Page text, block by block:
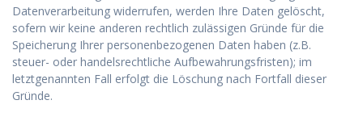
Datenverarbeitung widerrufen, werden Ihre Daten gelöscht,
sofern wir keine anderen rechtlich zulässigen Gründe für die
Speicherung Ihrer personenbezogenen Daten haben (z.B.
steuer- oder handelsrechtliche Aufbewahrungsfristen); im
letztgenannten Fall erfolgt die Löschung nach Fortfall dieser
Gründe.